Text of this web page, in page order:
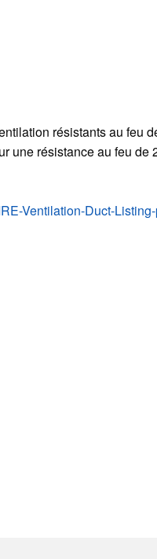
résistants au feu
une résistance au feu
Ventilation-Duct-